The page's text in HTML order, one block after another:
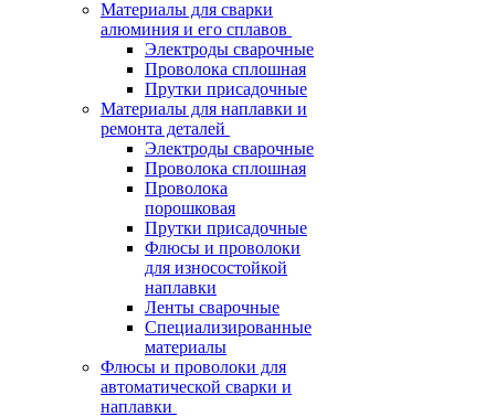
Материалы для сварки
алюминия и его сплавов
Электроды сварочные
Проволока сплошная
Прутки присадочные
Материалы для наплавки и
ремонта деталей
Электроды сварочные
Проволока сплошная
Проволока
порошковая
Прутки присадочные
Флюсы и проволоки
для износостойкой
наплавки
Ленты сварочные
Специализированные
материалы
Флюсы и проволоки для
автоматической сварки и
наплавки